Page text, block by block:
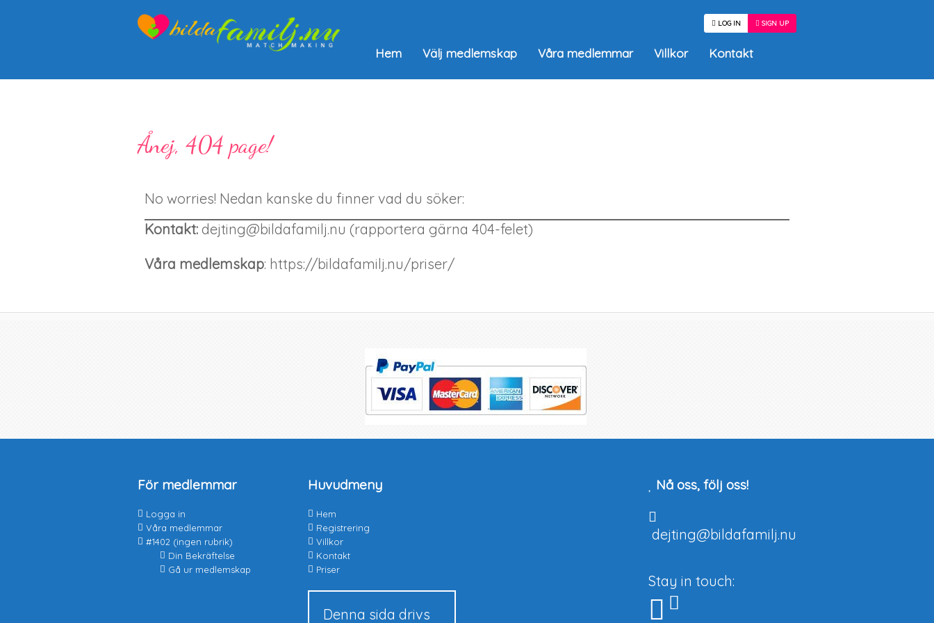
LOG IN SIGN UP
Hem Välj medlemskap Våra medlemmar Villkor Kontakt
Ånej, 404 page!
No worries! Nedan kanske du finner vad du söker:
Kontakt: dejting@bildafamilj.nu (rapportera gärna 404-felet)
Våra medlemskap: https://bildafamilj.nu/priser/
För medlemmar
Logga in
Våra medlemmar
#1402 (ingen rubrik)
Din Bekräftelse
Gå ur medlemskap
Huvudmeny
Hem
Registrering
Villkor
Kontakt
Priser
Denna sida drivs
Nå oss, följ oss!
dejting@bildafamilj.nu
Stay in touch: